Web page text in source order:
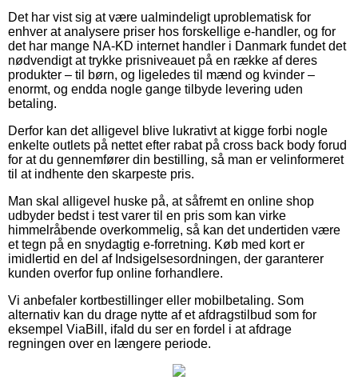
Det har vist sig at være ualmindeligt uproblematisk for
enhver at analysere priser hos forskellige e-handler, og for
det har mange NA-KD internet handler i Danmark fundet det
nødvendigt at trykke prisniveauet på en række af deres
produkter – til børn, og ligeledes til mænd og kvinder –
enormt, og endda nogle gange tilbyde levering uden
betaling.
Derfor kan det alligevel blive lukrativt at kigge forbi nogle
enkelte outlets på nettet efter rabat på cross back body forud
for at du gennemfører din bestilling, så man er velinformeret
til at indhente den skarpeste pris.
Man skal alligevel huske på, at såfremt en online shop
udbyder bedst i test varer til en pris som kan virke
himmelråbende overkommelig, så kan det undertiden være
et tegn på en snydagtig e-forretning. Køb med kort er
imidlertid en del af Indsigelsesordningen, der garanterer
kunden overfor fup online forhandlere.
Vi anbefaler kortbestillinger eller mobilbetaling. Som
alternativ kan du drage nytte af et afdragstilbud som for
eksempel ViaBill, ifald du ser en fordel i at afdrage
regningen over en længere periode.